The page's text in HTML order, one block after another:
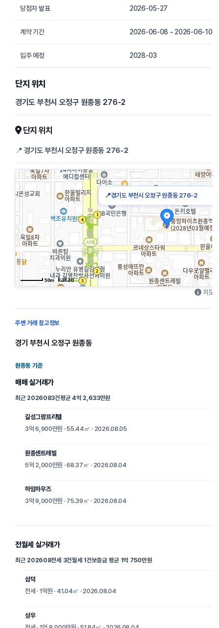
당첨자 발표 2026-05-27
계약 기간 2026-06-08 ~ 2026-06-10
입주 예정 2028-03
단지 위치
경기도 부천시 오정구 원종동 276-2
단지 위치
📍경기도 부천시 오정구 원종동 276-2
📍경기도 부천시 오정구 원종동 276-2
50m
지도
주변 거래 참고정보
경기 부천시 오정구 원종동
원종동 기준
매매 실거래가
최근 2026083건평균 4억 2,633만원
길성그랑프리텔
3억 6,900만원 · 55.44㎡ · 2026.08.05
원종센트레빌
5억 2,000만원 · 68.37㎡ · 2026.08.04
하임하우즈
3억 9,000만원 · 75.39㎡ · 2026.08.04
전월세 실거래가
최근 202608전세 3건월세 1건보증금 평균 1억 750만원
삼덕
전세 · 1억원 · 41.04㎡ · 2026.08.04
상우